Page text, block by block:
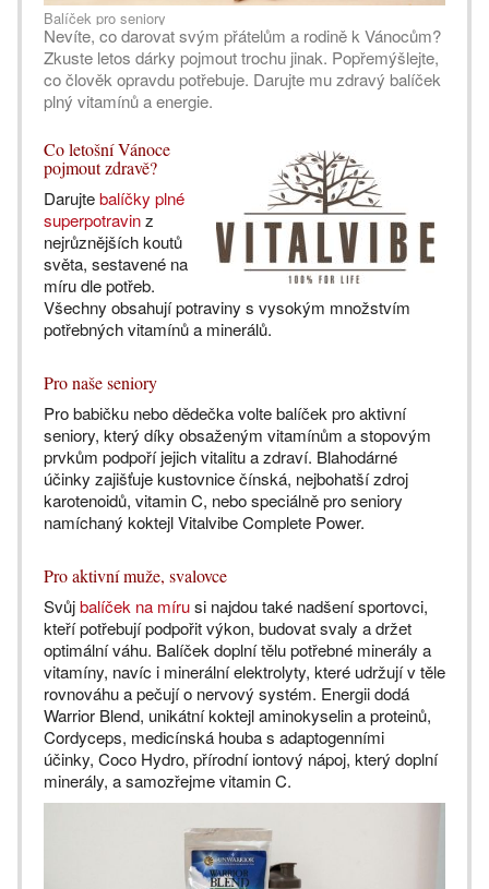
Balíček pro seniory
Nevíte, co darovat svým přátelům a rodině k Vánocům?
Zkuste letos dárky pojmout trochu jinak. Popřemýšlejte,
co člověk opravdu potřebuje. Darujte mu zdravý balíček
plný vitamínů a energie.
Co letošní Vánoce
pojmout zdravě?
Darujtebalíčky plné
superpotravinz
nejrůznějších koutů
světa, sestavené na
míru dle potřeb.
Všechny obsahují potraviny s vysokým množstvím
potřebných vitamínů a minerálů.
Pro naše seniory
Pro babičku nebo dědečka volte balíček pro aktivní
seniory, který díky obsaženým vitamínům a stopovým
prvkům podpoří jejich vitalitu a zdraví. Blahodárné
účinky zajišťuje kustovnice čínská, nejbohatší zdroj
karotenoidů, vitamin C, nebo speciálně pro seniory
namíchaný koktejl Vitalvibe Complete Power.
Pro aktivní muže, svalovce
Svůjbalíček na mírusi najdou také nadšení sportovci,
kteří potřebují podpořit výkon, budovat svaly a držet
optimální váhu. Balíček doplní tělu potřebné minerály a
vitamíny, navíc i minerální elektrolyty, které udržují v těle
rovnováhu a pečují o nervový systém. Energii dodá
Warrior Blend, unikátní koktejl aminokyselin a proteinů,
Cordyceps, medicínská houba s adaptogenními
účinky, Coco Hydro, přírodní iontový nápoj, který doplní
minerály, a samozřejme vitamin C.